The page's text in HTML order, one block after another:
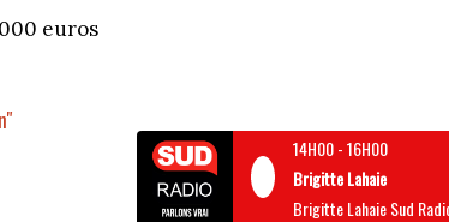
euros
14H00-16H00
Brigitte Lahaie
Brigitte Lahaie Sud